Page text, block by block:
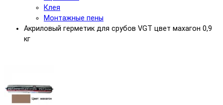
Клея
Монтажные пены
Акриловый герметик для срубов VGT цвет махагон 0,9
кг